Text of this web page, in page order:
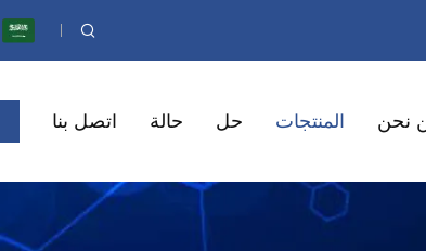
نحن المنتجات حل حالة اتصل بنا